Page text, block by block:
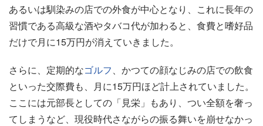
あるいは馴染みの店での外食が中心となり、これに長年の
習慣である高級な酒やタバコ代が加わると、食費と嗜好品
だけで月に15万円が消えていきました。
さらに、定期的なゴルフ、かつての顔なじみの店での飲食
といった交際費も、月に15万円ほど計上されていました。
ここには元部長としての「見栄」もあり、つい全額を奢っ
てしまうなど、現役時代さながらの振る舞いを崩せなかっ